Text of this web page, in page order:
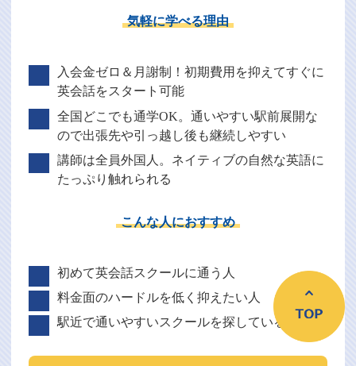
気軽に学べる理由
入会金ゼロ＆月謝制！初期費用を抑えてすぐに
英会話をスタート可能
全国どこでも通学OK。通いやすい駅前展開な
ので出張先や引っ越し後も継続しやすい
講師は全員外国人。ネイティブの自然な英語に
たっぷり触れられる
こんな人におすすめ
初めて英会話スクールに通う人
料金面のハードルを低く抑えたい人
駅近で通いやすいスクールを探している人